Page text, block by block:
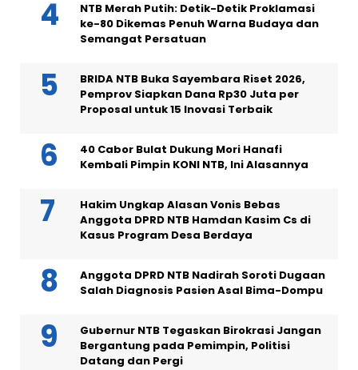
NTB Merah Putih: Detik-Detik Proklamasi
ke-80 Dikemas Penuh Warna Budaya dan
Semangat Persatuan
BRIDA NTB Buka Sayembara Riset 2026,
Pemprov Siapkan Dana Rp30 Juta per
Proposal untuk 15 Inovasi Terbaik
40 Cabor Bulat Dukung Mori Hanafi
Kembali Pimpin KONI NTB, Ini Alasannya
Hakim Ungkap Alasan Vonis Bebas
Anggota DPRD NTB Hamdan Kasim Cs di
Kasus Program Desa Berdaya
Anggota DPRD NTB Nadirah Soroti Dugaan
Salah Diagnosis Pasien Asal Bima-Dompu
Gubernur NTB Tegaskan Birokrasi Jangan
Bergantung pada Pemimpin, Politisi
Datang dan Pergi